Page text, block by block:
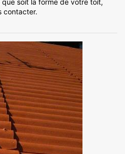
que soit la forme de votre toit,
contacter.